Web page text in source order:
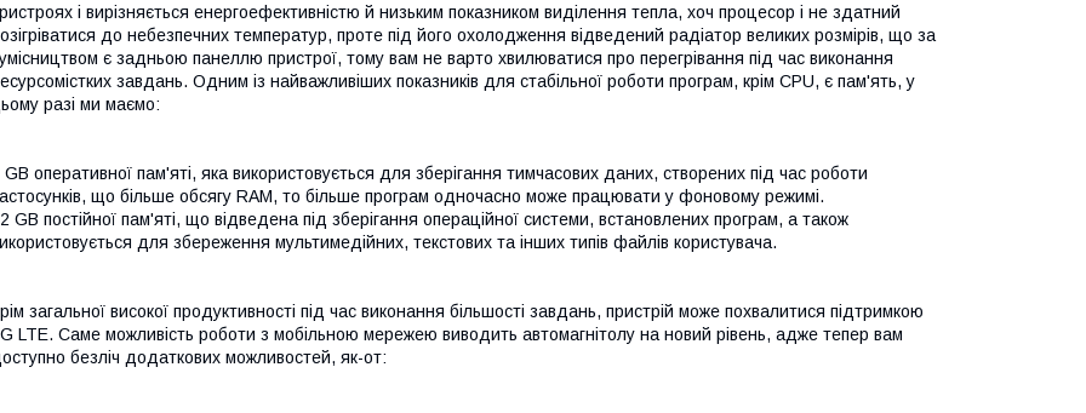
і вирізняється енергоефективністю й низьким показником виділення тепла, хоч процесор і не здатний
до небезпечних температур, проте під його охолодження відведений радіатор великих розмірів, що за
є задньою панеллю пристрої, тому вам не варто хвилюватися про перегрівання під час виконання
завдань. Одним із найважливіших показників для стабільної роботи програм, крім CPU, є пам'ять, у
разі ми маємо:
GB оперативної пам'яті, яка використовується для зберігання тимчасових даних, створених під час роботи
що більше обсягу RAM, то більше програм одночасно може працювати у фоновому режимі.
GB постійної пам'яті, що відведена під зберігання операційної системи, встановлених програм, а також
для збереження мультимедійних, текстових та інших типів файлів користувача.
загальної високої продуктивності під час виконання більшості завдань, пристрій може похвалитися підтримкою
LTE. Саме можливість роботи з мобільною мережею виводить автомагнітолу на новий рівень, адже тепер вам
безліч додаткових можливостей, як-от: